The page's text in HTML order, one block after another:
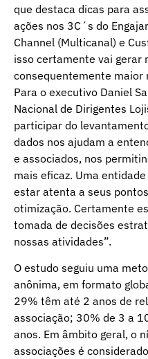
que destaca dicas para
ações nos 3C´s do
Channel (Multicanal) e
isso certamente vai gerar
consequentemente maior
Para o executivo Daniel
Nacional de Dirigentes
participar do
dados nos ajudam a
e associados, nos
mais eficaz. Uma
estar atenta a seus
otimização. Certamente
tomada de decisões
nossas atividades”.
O estudo seguiu uma
anônima, em formato
29% têm até 2 anos de
associação; 30% de 3 a
anos. Em âmbito geral, o
associações é